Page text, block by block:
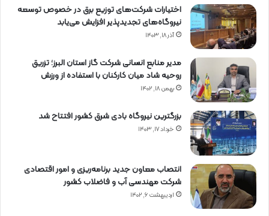
اختیارات شرکت‌های توزیع برق در خصوص توسعه
نیروگاه‌های تجدیدپذیر افزایش می‌یابد
آذر ۱۸, ۱۴۰۳
مدیر منابع انسانی شرکت گاز استان البرز؛ تزریق
روحیه شاد میان کارکنان با استفاده از ورزش
بهمن ۱۸, ۱۴۰۲
بزرگترین نیروگاه بادی شرق کشور افتتاح شد
خرداد ۱۷, ۱۴۰۳
انتصاب معاون جدید برنامه‌ریزی و امور اقتصادی
شرکت مهندسی آب و فاضلاب کشور
اردیبهشت ۶, ۱۴۰۲